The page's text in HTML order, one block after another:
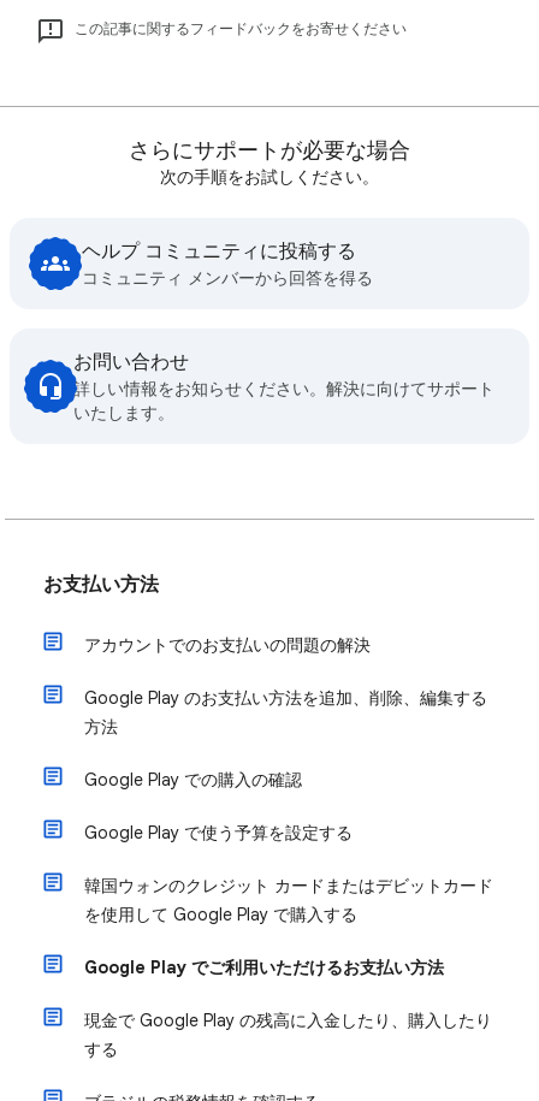
この記事に関するフィードバックをお寄せください
さらにサポートが必要な場合
次の手順をお試しください。
ヘルプ コミュニティに投稿する
コミュニティ メンバーから回答を得る
お問い合わせ
詳しい情報をお知らせください。解決に向けてサポート
いたします。
お支払い方法
アカウントでのお支払いの問題の解決
Google Play のお支払い方法を追加、削除、編集する
方法
Google Play での購入の確認
Google Play で使う予算を設定する
韓国ウォンのクレジット カードまたはデビットカード
を使用して Google Play で購入する
Google Play でご利用いただけるお支払い方法
現金で Google Play の残高に入金したり、購入したり
する